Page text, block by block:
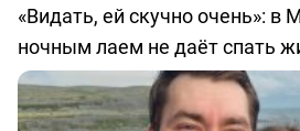
«Видать, ей скучно очень»:
ночным лаем не даёт спать